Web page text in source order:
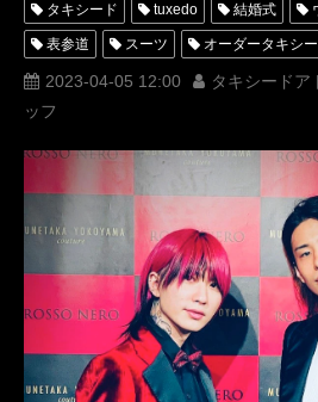
タキシード tuxedo 結婚式
表参道 スーツ オーダータキシ
ロッソネロ 人気 購入 名古
オーダータキシード東京
新郎衣装 レンタルタキシード東京
レンタルタキシード名古屋 横浜
タキシード
YouTuber TikTok
MUNETAKAYOKOYAMAcouture オ
レンタルタキシード横浜 なこなこカ
こーくん なこなこチャンネル
2023-04-05 12:00
タキシード
ッフ